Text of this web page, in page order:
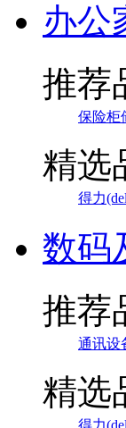
办公
推荐
保险柜
精选
得力
数码
推荐
通讯设
精选
得力